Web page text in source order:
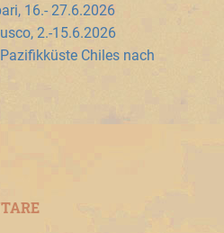
16.- 27.6.2026
2.-15.6.2026
Chiles nach